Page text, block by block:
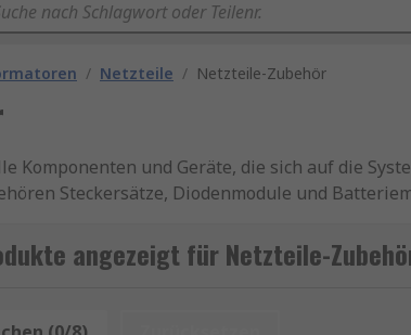
/ Netzteile / Netzteile-Zubehör
Komponenten und Geräte, die sich auf die
Steckersätze, Diodenmodule und
für Geräte, damit diese funktionieren. Dies
angezeigt für Netzteile-